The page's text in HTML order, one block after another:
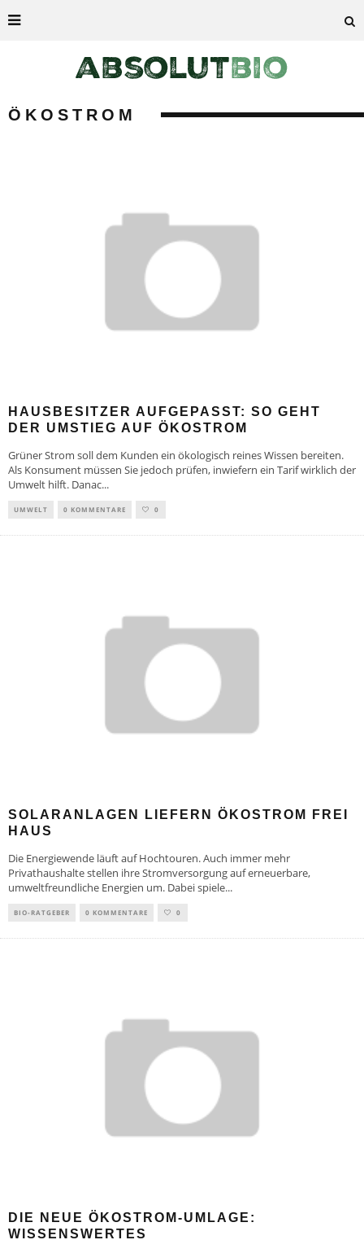
ÖKOSTROM
HAUSBESITZER AUFGEPASST: SO GEHT
DER UMSTIEG AUF ÖKOSTROM
Grüner Strom soll dem Kunden ein ökologisch reines Wissen bereiten.
Als Konsument müssen Sie jedoch prüfen, inwiefern ein Tarif wirklich der
Umwelt hilft. Danac...
UMWELT 0 KOMMENTARE 0
SOLARANLAGEN LIEFERN ÖKOSTROM FREI
HAUS
Die Energiewende läuft auf Hochtouren. Auch immer mehr
Privathaushalte stellen ihre Stromversorgung auf erneuerbare,
umweltfreundliche Energien um. Dabei spiele...
BIO-RATGEBER 0 KOMMENTARE 0
DIE NEUE ÖKOSTROM-UMLAGE:
WISSENSWERTES